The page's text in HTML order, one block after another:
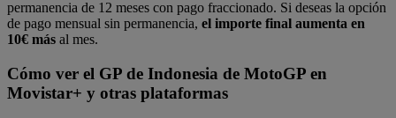
permanencia de 12 meses con pago fraccionado. Si deseas la opción
de pago mensual sin permanencia, el importe final aumenta en
10€ más al mes.
Cómo ver el GP de Indonesia de MotoGP en
Movistar+ y otras plataformas